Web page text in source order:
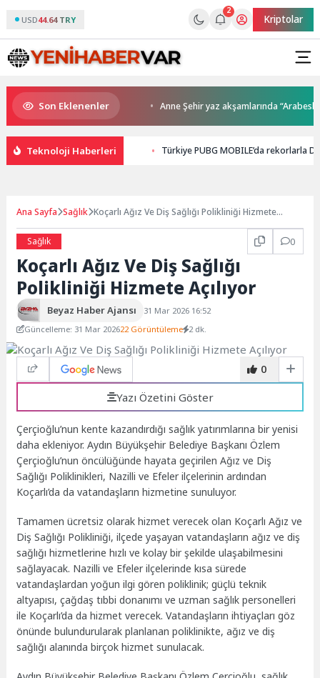
USD44.64 TRY
2
Kriptolar
Son Eklenenler
kupalar sahiplerini buldu Anne Şehir yaz akşamlarında “Arabesk”
Teknoloji Haberleri Türkiye PUBG MOBILE’da rekorlarla
Ana Sayfa Sağlık Koçarlı Ağız Ve Diş Sağlığı Polikliniği Hizmete
Sağlık
0
Koçarlı Ağız Ve Diş Sağlığı
Polikliniği Hizmete Açılıyor
Beyaz Haber Ajansı
31 Mar 2026 16:52
Güncelleme: 31 Mar 202622 Görüntüleme 2 dk.
0
Yazı Özetini Göster
Çerçioğlu’nun kente kazandırdığı sağlık yatırımlarına bir yenisi
daha ekleniyor. Aydın Büyükşehir Belediye Başkanı Özlem
Çerçioğlu’nun öncülüğünde hayata geçirilen Ağız ve Diş
Sağlığı Poliklinikleri, Nazilli ve Efeler ilçelerinin ardından
Koçarlı’da da vatandaşların hizmetine sunuluyor.
Tamamen ücretsiz olarak hizmet verecek olan Koçarlı Ağız ve
Diş Sağlığı Polikliniği, ilçede yaşayan vatandaşların ağız ve diş
sağlığı hizmetlerine hızlı ve kolay bir şekilde ulaşabilmesini
sağlayacak. Nazilli ve Efeler ilçelerinde kısa sürede
vatandaşlardan yoğun ilgi gören poliklinik; güçlü teknik
altyapısı, çağdaş tıbbi donanımı ve uzman sağlık personelleri
ile Koçarlı’da da hizmet verecek. Vatandaşların ihtiyaçları göz
önünde bulundurularak planlanan poliklinikte, ağız ve diş
sağlığı alanında birçok hizmet sunulacak.